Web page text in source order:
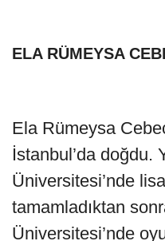
ELA RÜMEYSA
Ela Rümeysa
İstanbul’da doğdu.
Üniversitesi’nde
tamamladıktan
Üniversitesi’nde